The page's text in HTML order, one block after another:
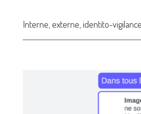
Interne, externe, identito-